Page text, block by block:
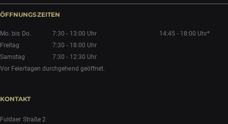
ÖFFNUNGSZEITEN
Mo. bis Do. 7:30 - 13:00 Uhr
14:45 - 18:00 Uhr*
Freitag
7:30 - 18:00 Uhr
Samstag
7:30 - 12:30 Uhr
Vor Feiertagen durchgehend geöffnet.
KONTAKT
Fuldaer Straße 2